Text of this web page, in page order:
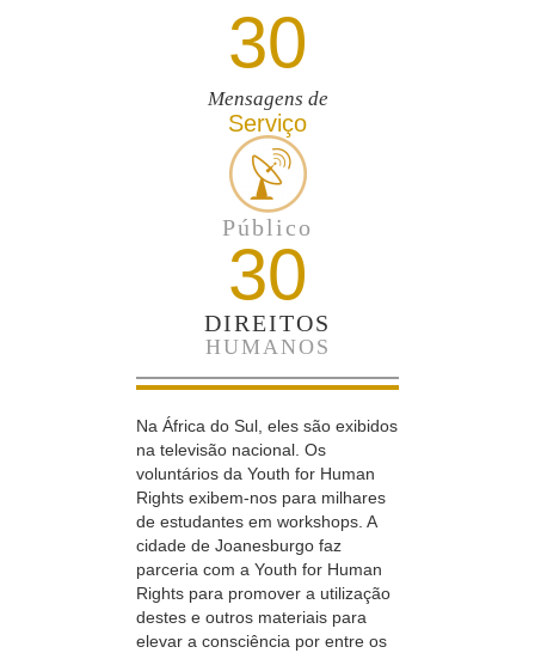
30
Mensagens de
Serviço
Público
30
DIREITOS
HUMANOS
Na África do Sul, eles são exibidos
na televisão nacional. Os
voluntários da Youth for Human
Rights exibem-nos para milhares
de estudantes em workshops. A
cidade de Joanesburgo faz
parceria com a Youth for Human
Rights para promover a utilização
destes e outros materiais para
elevar a consciência por entre os